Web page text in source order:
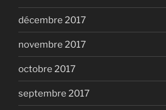
décembre 2017
novembre 2017
octobre 2017
septembre 2017